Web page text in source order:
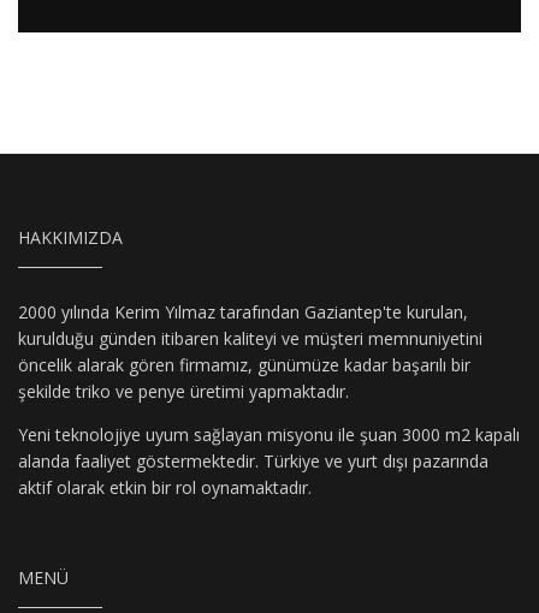
HAKKIMIZDA
2000 yılında Kerim Yılmaz tarafından Gaziantep'te kurulan,
kurulduğu günden itibaren kaliteyi ve müşteri memnuniyetini
öncelik alarak gören firmamız, günümüze kadar başarılı bir
şekilde triko ve penye üretimi yapmaktadır.
Yeni teknolojiye uyum sağlayan misyonu ile şuan 3000 m2 kapalı
alanda faaliyet göstermektedir. Türkiye ve yurt dışı pazarında
aktif olarak etkin bir rol oynamaktadır.
MENÜ